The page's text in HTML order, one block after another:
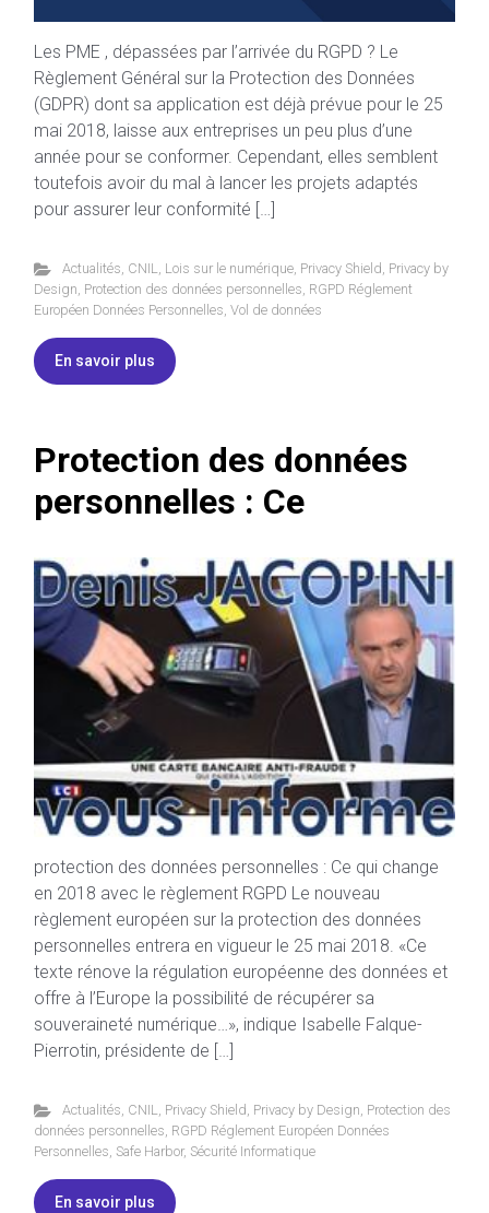
Les PME , dépassées par l’arrivée du RGPD ? Le
Règlement Général sur la Protection des Données
(GDPR) dont sa application est déjà prévue pour le 25
mai 2018, laisse aux entreprises un peu plus d’une
année pour se conformer. Cependant, elles semblent
toutefois avoir du mal à lancer les projets adaptés
pour assurer leur conformité […]
Actualités CNIL Lois sur le numérique, Privacy Shield Privacy by
Design Protection des données personnelles RGPD Réglement
Européen Données Personnelles Vol de données
En savoir plus
Protection des données
personnelles : Ce
protection des données personnelles : Ce qui change
en 2018 avec le règlement RGPD Le nouveau
règlement européen sur la protection des données
personnelles entrera en vigueur le 25 mai 2018. «Ce
texte rénove la régulation européenne des données et
offre à l’Europe la possibilité de récupérer sa
souveraineté numérique…», indique Isabelle Falque-
Pierrotin, présidente de […]
Actualités, CNIL, Privacy Shield, Privacy by Design, Protection des
données personnelles, RGPD Réglement Européen Données
Personnelles, Safe Harbor, Sécurité Informatique
En savoir plus